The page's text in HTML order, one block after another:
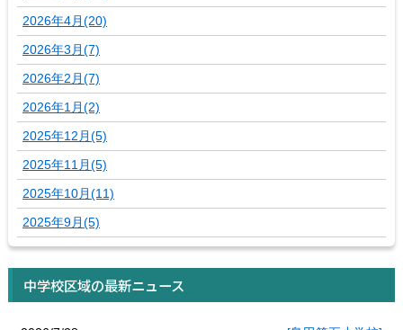
2026年4月(20)
2026年3月(7)
2026年2月(7)
2026年1月(2)
2025年12月(5)
2025年11月(5)
2025年10月(11)
2025年9月(5)
中学校区域の最新ニュース